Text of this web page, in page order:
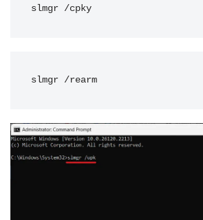
slmgr /cpky
slmgr /rearm